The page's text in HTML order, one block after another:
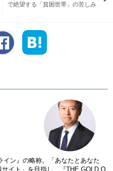
で絶望する「貧困世帯」の苦しみ
ン』の略称。「あなたとあなた
イト」を目指し、『THE GOLD O